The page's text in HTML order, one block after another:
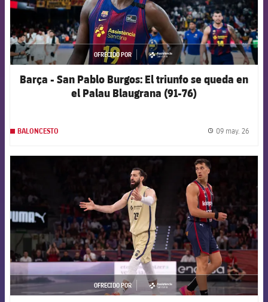
OFRECIDO POR
asistencia
Barça - San Pablo Burgos: El triunfo se queda en
el Palau Blaugrana (91-76)
BALONCESTO 09 may. 26
FCB Barcelona badge
OFRECIDO POR
asistencia